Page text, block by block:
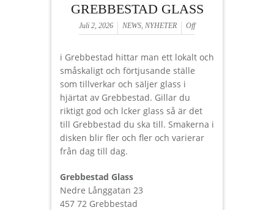
GREBBESTAD GLASS
Juli 2, 2026 NEWS NYHETER Off
i Grebbestad hittar man ett lokalt och
småskaligt och förtjusande ställe
som tillverkar och säljer glass i
hjärtat av Grebbestad. Gillar du
riktigt god och lcker glass så är det
till Grebbestad du ska till. Smakerna i
disken blir fler och fler och varierar
från dag till dag.
Grebbestad Glass
Nedre Långgatan 23
457 72 Grebbestad